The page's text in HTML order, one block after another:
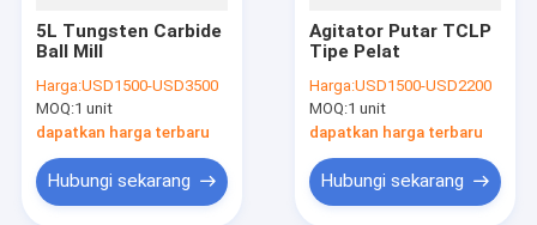
5L Tungsten Carbide
Ball Mill
Harga:USD1500-USD3500
MOQ:1 unit
dapatkan harga terbaru
Hubungi sekarang
Agitator Putar TCLP
Tipe Pelat
Harga:USD1500-USD2200
MOQ:1 unit
dapatkan harga terbaru
Hubungi sekarang